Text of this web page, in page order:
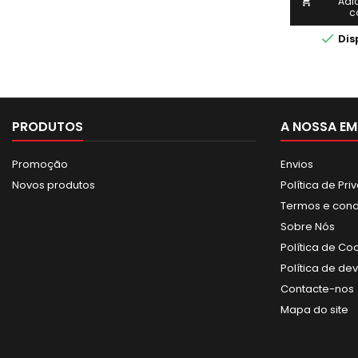
superfícies
resistente,

PRODUTOS
Promoção
Novos produtos
A NOSSA
Envios
Política de
Termos e
Sobre Nós
Política de
Política de
Contacte-nos
Mapa do site